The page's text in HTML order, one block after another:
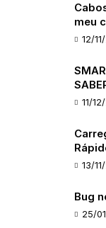
meu
12/
11/
13/
Bug
25/